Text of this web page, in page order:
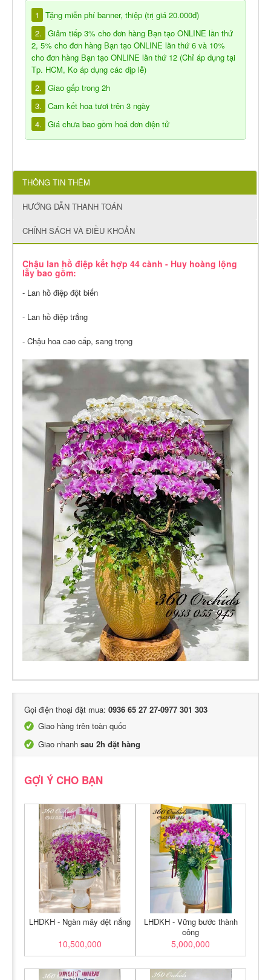
1
Tặng miễn phí banner, thiệp (trị giá 20.000đ)
2. Giảm tiếp 3% cho đơn hàng Bạn tạo ONLINE lần thứ
2, 5% cho đơn hàng Bạn tạo ONLINE lần thứ 6 và 10%
cho đơn hàng Bạn tạo ONLINE lần thứ 12 (Chỉ áp dụng tại
Tp. HCM, Ko áp dụng các dịp lễ)
2. Giao gấp trong 2h
3. Cam kết hoa tươi trên 3 ngày
4. Giá chưa bao gồm hoá đơn điện tử
THÔNG TIN THÊM
HƯỚNG DẪN THANH TOÁN
CHÍNH SÁCH VÀ ĐIỀU KHOẢN
Chậu lan hồ điệp kết hợp 44 cành - Huy hoàng lộng
lẫy bao gồm:
- Lan hồ điệp đột biến
- Lan hồ điệp trắng
- Chậu hoa cao cấp, sang trọng
Gọi điện thoại đặt mua: 0936 65 27 27-0977 301 303
Giao hàng trên toàn quốc
Giao nhanh sau 2h đặt hàng
GỢI Ý CHO BẠN
LHDKH - Ngàn mây dệt nắng
10,500,000
LHDKH - Vững bước thành
công
5,000,000